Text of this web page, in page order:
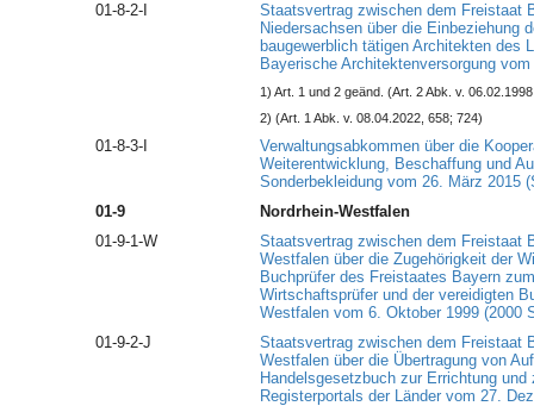
01-8-2-I
Staatsvertrag zwischen dem Freistaat
Niedersachsen über die Einbeziehung
baugewerblich tätigen Architekten des
Bayerische Architektenversorgung
1) Art. 1 und 2 geänd. (Art. 2 Abk. v.
2) (Art. 1 Abk. v. 08.04.2022, 658; 724)
01-8-3-I
Verwaltungsabkommen über die
Weiterentwicklung, Beschaffung und
Sonderbekleidung vom 26. März 2015
01-9
Nordrhein-Westfalen
01-9-1-W
Staatsvertrag zwischen dem Freistaat
Westfalen über die Zugehörigkeit der
Buchprüfer des Freistaates Bayern
Wirtschaftsprüfer und der vereidigten
Westfalen vom 6. Oktober 1999 (2000
01-9-2-J
Staatsvertrag zwischen dem Freistaat
Westfalen über die Übertragung von
Handelsgesetzbuch zur Errichtung
Registerportals der Länder vom 27.